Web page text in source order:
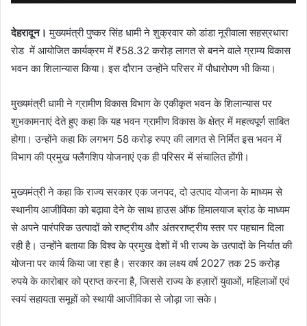
देहरादून।मुख्यमंत्री पुष्कर सिंह धामी ने शुक्रवार को डांडा नूरीवाला सहस्रधारा
रोड में आयोजित कार्यक्रम में ₹58.32 करोड़ लागत से बनने वाले ग्राम्य विकास
भवन का शिलान्यास किया। इस दौरान उन्होंने परिसर में पौधारोपण भी किया।
मुख्यमंत्री धामी ने ग्रामीण विकास विभाग के एकीकृत भवन के शिलान्यास पर
शुभकामनाएं देते हुए कहा कि यह भवन ग्रामीण विकास के क्षेत्र में महत्वपूर्ण साबित
होगा। उन्होंने कहा कि लगभग 58 करोड़ रुपए की लागत से निर्मित इस भवन में
विभाग की प्रमुख फ्लैगशिप योजनाएं एक ही परिसर में संचालित होंगी।
मुख्यमंत्री ने कहा कि राज्य सरकार एक जनपद, दो उत्पाद योजना के माध्यम से
स्थानीय आजीविका को बढ़ावा देने के साथ हाउस ऑफ हिमालयाज ब्रांड के माध्यम
से अपने पारंपरिक उत्पादों को राष्ट्रीय और अंतरराष्ट्रीय स्तर पर पहचान दिला
रही है। उन्होंने बताया कि विश्व के प्रमुख देशों में भी राज्य के उत्पादों के निर्यात की
योजना पर कार्य किया जा रहा है। सरकार का लक्ष्य वर्ष 2027 तक 25 करोड़
रुपये के कारोबार को प्राप्त करना है, जिससे राज्य के हज़ारों युवाओं, महिलाओं एवं
स्वयं सहायता समूहों को स्थायी आजीविका से जोड़ा जा सके।